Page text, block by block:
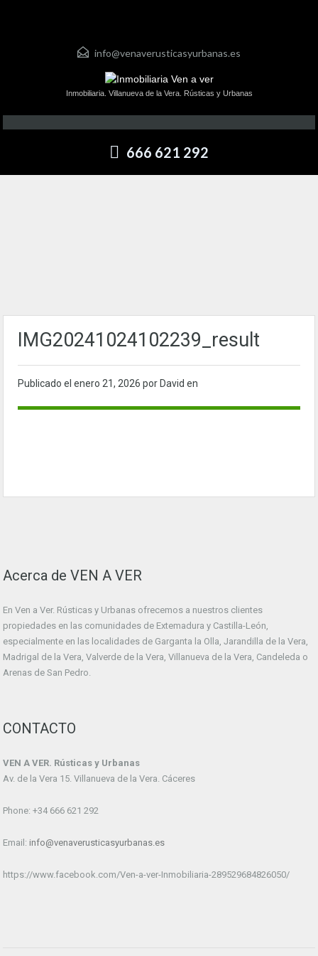
info@venaverusticasyurbanas.es
Inmobiliaria. Villanueva de la Vera. Rústicas y Urbanas
666 621 292
IMG20241024102239_result
Publicado el enero 21, 2026 por David en
Acerca de VEN A VER
En Ven a Ver. Rústicas y Urbanas ofrecemos a nuestros clientes
propiedades en las comunidades de Extemadura y Castilla-León,
especialmente en las localidades de Garganta la Olla, Jarandilla de la Vera,
Madrigal de la Vera, Valverde de la Vera, Villanueva de la Vera, Candeleda o
Arenas de San Pedro.
CONTACTO
VEN A VER. Rústicas y Urbanas
Av. de la Vera 15. Villanueva de la Vera. Cáceres
Phone: +34 666 621 292
Email: info@venaverusticasyurbanas.es
https://www.facebook.com/Ven-a-ver-Inmobiliaria-289529684826050/